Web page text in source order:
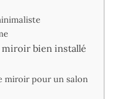
bien installé
miroir pour un salon